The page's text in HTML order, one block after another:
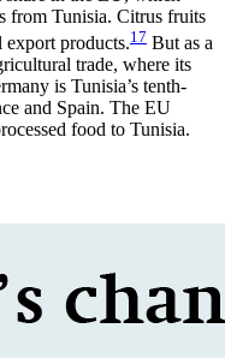
from Tunisia. Citrus fruits
export products.17 But as a
trade, where its
is Tunisia’s tenth-
and Spain. The EU
food to Tunisia.